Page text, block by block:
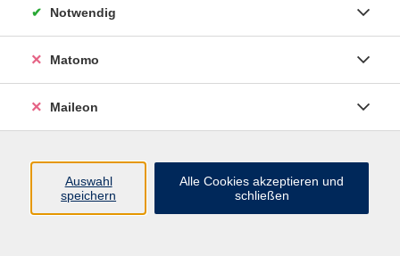
Notwendig
Matomo
Maileon
Auswahl
speichern
Alle Cookies akzeptieren und
schließen